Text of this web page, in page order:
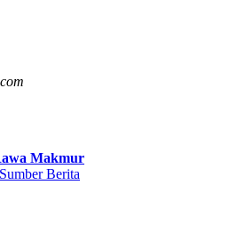
Makmur
Sumber Berita